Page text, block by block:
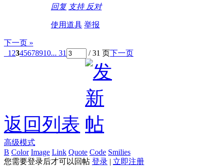
回复 支持 反对
使用道具 举报
下一页 »
1 2345678910... 31 / 31 页下一页
返回列表
高级模式
B Color Image Link Quote Code Smilies
您需要登录后才可以回帖 登录 | 立即注册